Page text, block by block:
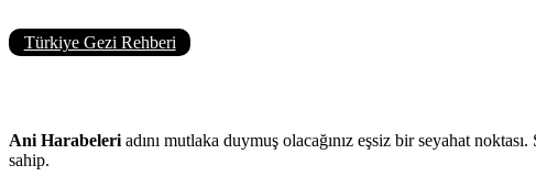
Türkiye Gezi Rehberi
Ani Harabeleri adını mutlaka duymuş olacağınız eşsiz bir seyahat
sahip.